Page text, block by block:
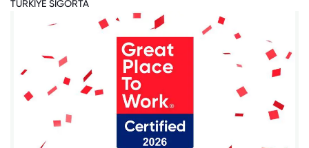
TÜRKİYE SİGORTA